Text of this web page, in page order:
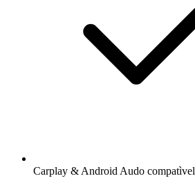
Carplay & Android Audo compatìvel